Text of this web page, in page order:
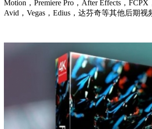
Motion，Premiere Pro，After Effects，FCPX
Avid，Vegas，Edius，达芬奇等其他后期视